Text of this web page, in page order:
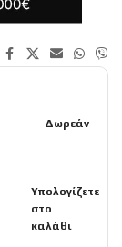
Δωρεάν
Υπολογίζετε
στο
καλάθι